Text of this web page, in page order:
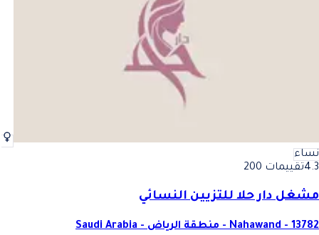
نساء
4.3تقييمات 200
مشغل دار حلا للتزيين النسائي
Nahawand - 13782 - منطقة الرياض - Saudi Arabia